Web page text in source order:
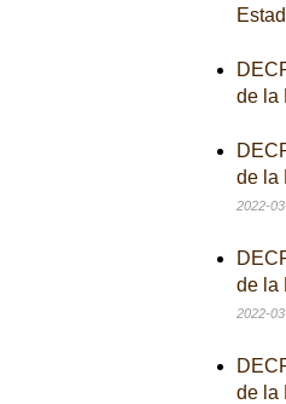
de la
de la
2022-
de la
2022-
de la